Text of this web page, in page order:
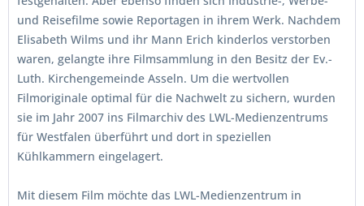
und Reisefilme sowie Reportagen in ihrem Werk. Nachdem
Elisabeth Wilms und ihr Mann Erich kinderlos verstorben
waren, gelangte ihre Filmsammlung in den Besitz der Ev.-
Luth. Kirchengemeinde Asseln. Um die wertvollen
Filmoriginale optimal für die Nachwelt zu sichern, wurden
sie im Jahr 2007 ins Filmarchiv des LWL-Medienzentrums
für Westfalen überführt und dort in speziellen
Kühlkammern eingelagert.
Mit diesem Film möchte das LWL-Medienzentrum in